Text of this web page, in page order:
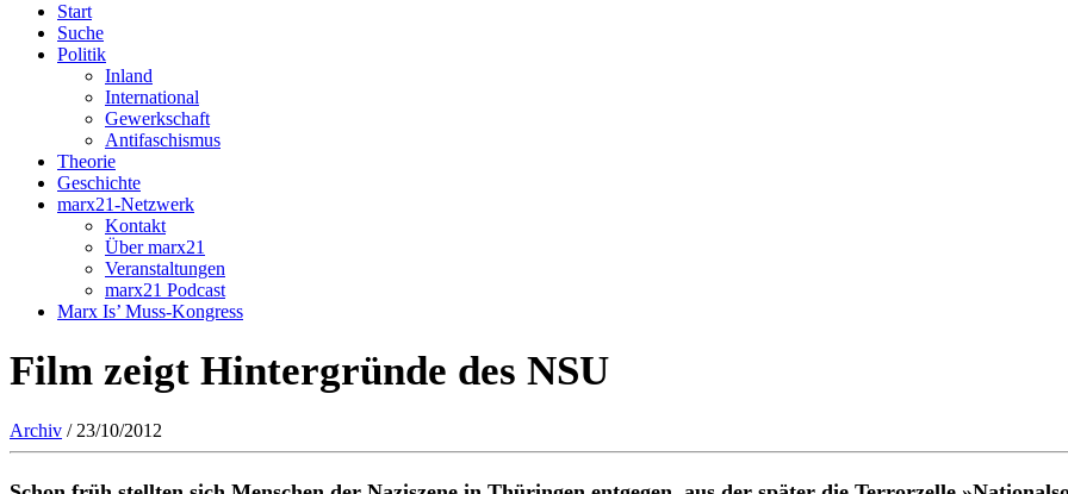
Start
Suche
Politik
Inland
International
Gewerkschaft
Antifaschismus
Theorie
Geschichte
marx21-Netzwerk
Kontakt
Über marx21
Veranstaltungen
marx21 Podcast
Marx Is’ Muss-Kongress
Film zeigt Hintergründe des NSU
Archiv / 23/10/2012